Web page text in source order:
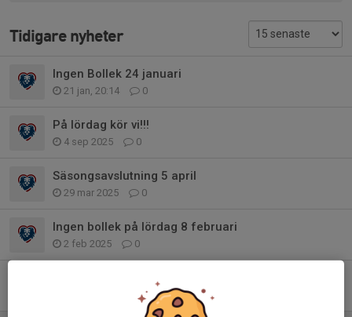
Tidigare nyheter
Ingen Bollek 24 januari
21 jan, 20:14 0
På lördag kör vi!!!
4 sep 2025 0
Säsongsavslutning 5 april
29 mar 2025 0
Ingen bollek på lördag 8 februari
2 feb 2025 0
0